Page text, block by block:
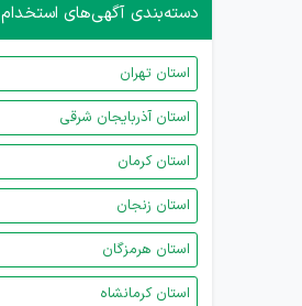
دسته‌بندی آگهی‌های استخدام
استان تهران
استان آذربایجان شرقی
استان کرمان
استان زنجان
استان هرمزگان
استان کرمانشاه